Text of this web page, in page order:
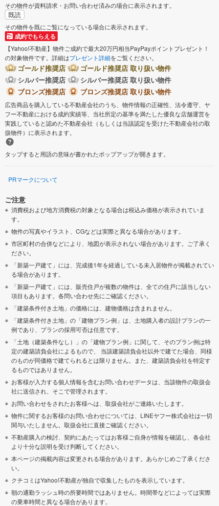
その物件が資料請求・お問い合わせ済みの場合に表示されます。
既読
その物件を既にご覧になっている場合に表示されます。
成約でもらえる
【Yahoo!不動産】物件ご成約で最大20万円相当PayPayポイントプレゼント！
の対象物件です。詳細はプレゼント詳細をご覧ください。
ゴールド推奨店
ゴールド推奨店 取り扱い物件
シルバー推奨店
シルバー推奨店 取り扱い物件
ブロンズ推奨店
ブロンズ推奨店 取り扱い物件
広告商品を購入している不動産会社のうち、物件情報の正確性、法令遵守、ヤ
フー不動産における成約実績等、当社所定の基準を満たした優良な店舗運営を
実践していると認めた不動産会社（もしくは当該認定を受けた不動産会社の取
扱物件）に表示されます。
タップすると用語の意味が書かれたポップアップが開きます。
PRマークについて
ご注意
消費税および地方消費税の対象となる場合は税込み価格が表示されていま
す。
物件の写真やイラスト、CGなどは実際と異なる場合があります。
市区町村の合併などにより、地図が表示されない場合があります。ご了承く
ださい。
「新築一戸建て」には、完成後1年を経過している未入居物件が掲載されてい
る場合があります。
「新築一戸建て」には、販売住戸が複数の物件は、全ての住戸に該当しない
項目もあります。各問い合わせ先にご確認ください。
「建築条件付き土地」の価格には、建物価格は含まれません。
「建築条件付き土地」の「建物プラン例」は、土地購入者の設計プランの一
例であり、プランの採用可否は任意です。
「土地（建築条件なし）」の「建物プラン例」に関して、そのプラン例は特
定の建築請負会社によるもので、 当該建築請負会社以外で建てた場合、同様
のものが同価格で建てられるとは限りません。また、建築請負会社を特定す
るものではありません。
お客様が入力する個人情報を含むお問い合わせデータは、当該物件の取扱会
社に送信され、そこで管理されます。
お問い合わせをされたお客様へは、取扱会社がご連絡いたします。
物件に関するお客様のお問い合わせについては、LINEヤフー株式会社は一切
関与いたしません。取扱会社に直接ご確認ください。
不動産購入の検討、契約にあたってはお客様ご自身が情報を確認し、各会社
より十分な説明を受け判断してください。
本ページの掲載内容は変更される場合があります。あらかじめご了承くださ
い。
クチコミはYahoo!不動産が独自で収集したものを表示しています。
朝の通勤ラッシュ時の所要時間ではありません。時間帯などによっては実際
の乗車時間と異なる場合があります。